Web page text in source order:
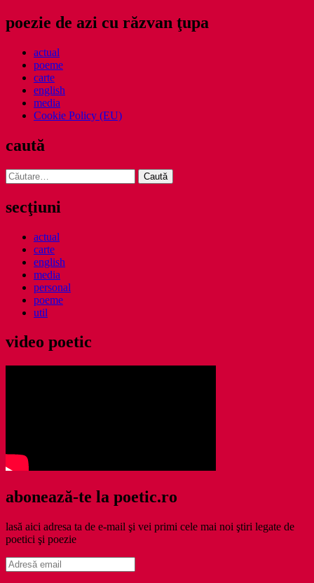
poezie de azi cu răzvan ţupa
actual
poeme
carte
english
media
Cookie Policy (EU)
caută
Caută
după:
secţiuni
actual
carte
english
media
personal
poeme
util
video poetic
abonează-te la poetic.ro
lasă aici adresa ta de e-mail şi vei primi cele mai noi ştiri legate de
poetici şi poezie
Adresă
email